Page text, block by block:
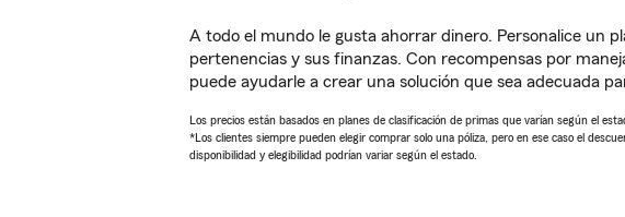
A todo el mundo le gusta ahorrar dinero. Personalice un
pertenencias y sus finanzas. Con recompensas por
puede ayudarle a crear una solución que sea adecuada
Los precios están basados en planes de clasificación de primas que varían según el
*Los clientes siempre pueden elegir comprar solo una póliza, pero en ese caso el
disponibilidad y elegibilidad podrían variar según el estado.